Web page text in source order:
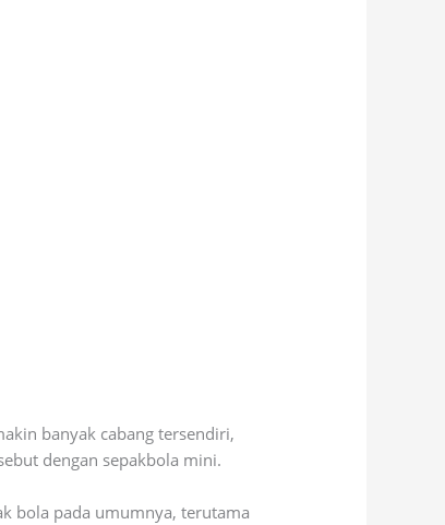
banyak cabang tersendiri,
dengan sepakbola mini.
bola pada umumnya, terutama